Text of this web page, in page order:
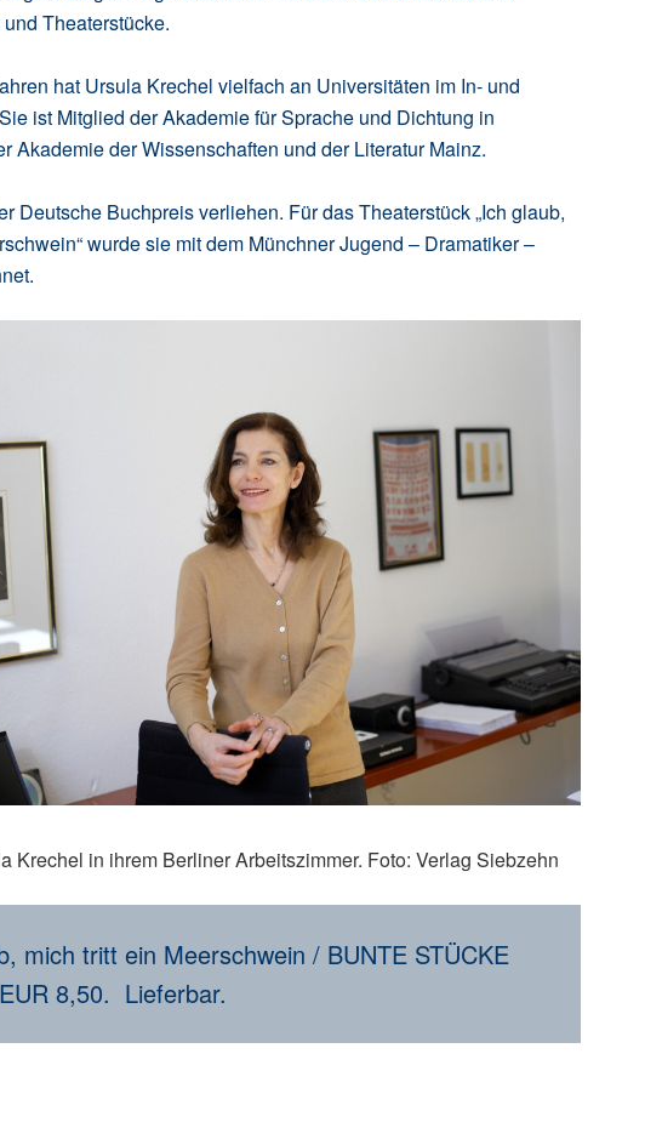
Theaterstücke.
hat Ursula Krechel vielfach an Universitäten im In- und
ist Mitglied der Akademie für Sprache und Dichtung in
Akademie der Wissenschaften und der Literatur Mainz.
Deutsche Buchpreis verliehen. Für das Theaterstück „Ich glaub,
wurde sie mit dem Münchner Jugend – Dramatiker –
Krechel in ihrem Berliner Arbeitszimmer. Foto: Verlag Siebzehn
mich tritt ein Meerschwein / BUNTE STÜCKE
8,50. Lieferbar.